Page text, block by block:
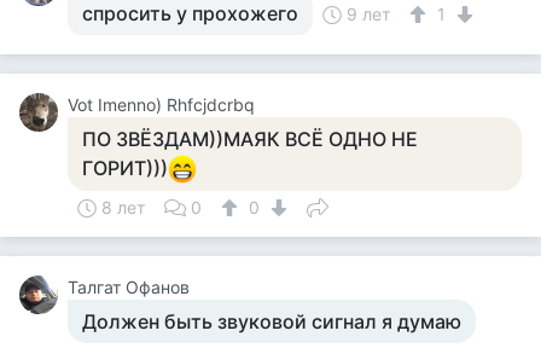
спросить у прохожего 9 лет 1
Vot Imenno) Rhfcjdcrbq
ПО ЗВЁЗДАМ))МАЯК ВСЁ ОДНО НЕ
ГОРИТ)))
8 лет 0 0
Талгат Офанов
Должен быть звуковой сигнал я думаю